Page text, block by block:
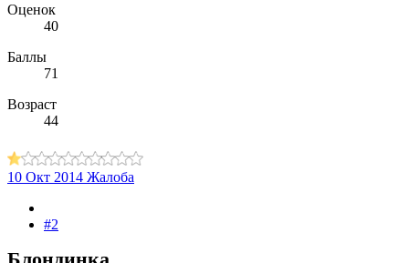
Оценок
40
Баллы
71
Возраст
44
10 Окт 2014 Жалоба
#2